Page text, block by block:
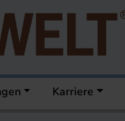
Karriere